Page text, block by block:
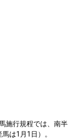
施行規程では、南半
は1月1日）。